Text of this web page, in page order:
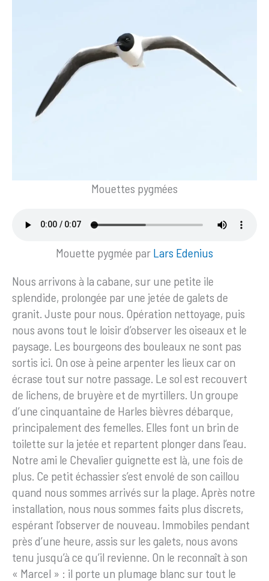
Mouettes pygmées
Mouette pygmée par Lars Edenius
Nous arrivons à la cabane, sur une petite ile
splendide, prolongée par une jetée de galets de
granit. Juste pour nous. Opération nettoyage, puis
nous avons tout le loisir d’observer les oiseaux et le
paysage. Les bourgeons des bouleaux ne sont pas
sortis ici. On ose à peine arpenter les lieux car on
écrase tout sur notre passage. Le sol est recouvert
de lichens, de bruyère et de myrtillers. Un groupe
d’une cinquantaine de Harles bièvres débarque,
principalement des femelles. Elles font un brin de
toilette sur la jetée et repartent plonger dans l’eau.
Notre ami le Chevalier guignette est là, une fois de
plus. Ce petit échassier s’est envolé de son caillou
quand nous sommes arrivés sur la plage. Après notre
installation, nous nous sommes faits plus discrets,
espérant l’observer de nouveau. Immobiles pendant
près d’une heure, assis sur les galets, nous avons
tenu jusqu’à ce qu’il revienne. On le reconnaît à son
« Marcel » : il porte un plumage blanc sur tout le